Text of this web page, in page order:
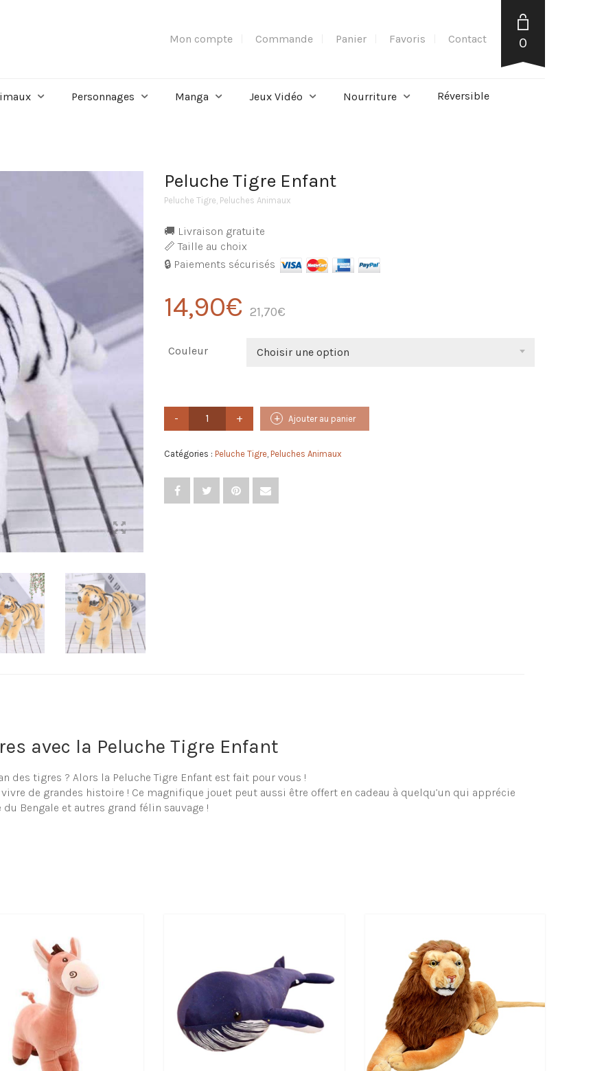
Mon compte Commande Panier Favoris Contact 0
Personnages Manga Jeux Vidéo Nourriture Réversible
Peluche Tigre Enfant
Peluche Tigre Peluches Animaux
🚚 Livraison gratuite
📏 Taille au choix
🔒 Paiements sécurisés
21,70€
14,90€
Couleur Choisir une option
Tigre
Enfant
Ajouter au panier
Catégories : Peluche Tigre Peluches Animaux
avec la Peluche Tigre Enfant
des tigres ? Alors la Peluche Tigre Enfant est fait pour vous !
de grandes histoire ! Ce magnifique jouet peut aussi être offert en cadeau à quelqu’un qui apprécie
Bengale et autres grand félin sauvage !
tigre en peluche
Tigre Enfant
ou machine à 30°C